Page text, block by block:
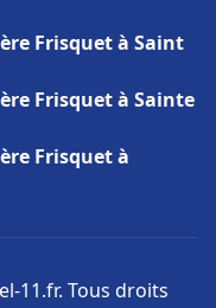
Frisquet à Saint
Frisquet à Sainte
Frisquet à
11.fr. Tous droits